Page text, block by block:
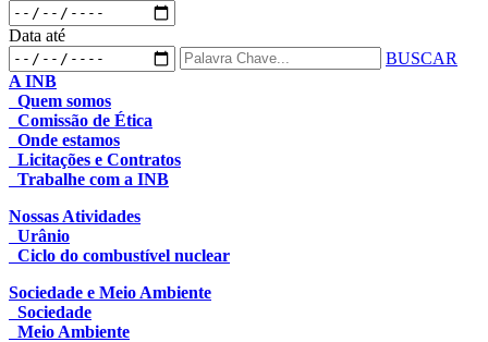
Data até
BUSCAR
A INB
Quem somos
Comissão de Ética
Onde estamos
Licitações e Contratos
Trabalhe com a INB
Nossas Atividades
Urânio
Ciclo do combustível nuclear
Sociedade e Meio Ambiente
Sociedade
Meio Ambiente